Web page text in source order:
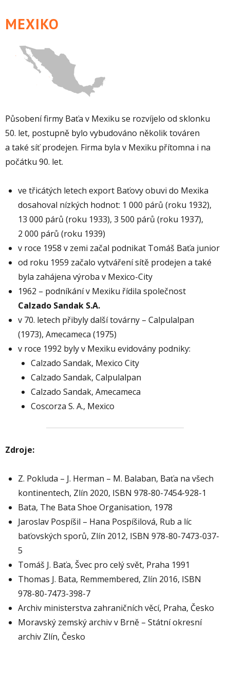
MEXIKO
Působení firmy Baťa v Mexiku se rozvíjelo od sklonku
50. let, postupně bylo vybudováno několik továren
a také síť prodejen. Firma byla v Mexiku přítomna i na
počátku 90. let.
ve třicátých letech export Baťovy obuvi do Mexika
dosahoval nízkých hodnot: 1 000 párů (roku 1932),
13 000 párů (roku 1933), 3 500 párů (roku 1937),
2 000 párů (roku 1939)
v roce 1958 v zemi začal podnikat Tomáš Baťa junior
od roku 1959 začalo vytváření sítě prodejen a také
byla zahájena výroba v Mexico-City
1962 – podníkání v Mexiku řídila společnost
Calzado Sandak S.A.
v 70. letech přibyly další továrny – Calpulalpan
(1973), Amecameca (1975)
v roce 1992 byly v Mexiku evidovány podniky:
Calzado Sandak, Mexico City
Calzado Sandak, Calpulalpan
Calzado Sandak, Amecameca
Coscorza S. A., Mexico
Zdroje:
Z. Pokluda – J. Herman – M. Balaban, Baťa na všech
kontinentech, Zlín 2020, ISBN 978-80-7454-928-1
Bata, The Bata Shoe Organisation, 1978
Jaroslav Pospíšil – Hana Pospíšilová, Rub a líc
baťovských sporů, Zlín 2012, ISBN 978-80-7473-037-
5
Tomáš J. Baťa, Švec pro celý svět, Praha 1991
Thomas J. Bata, Remmembered, Zlín 2016, ISBN
978-80-7473-398-7
Archiv ministerstva zahraničních věcí, Praha, Česko
Moravský zemský archiv v Brně – Státní okresní
archiv Zlín, Česko